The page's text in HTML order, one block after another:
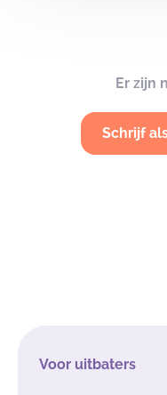
Er zijn
Schrijf
Voor uitbaters